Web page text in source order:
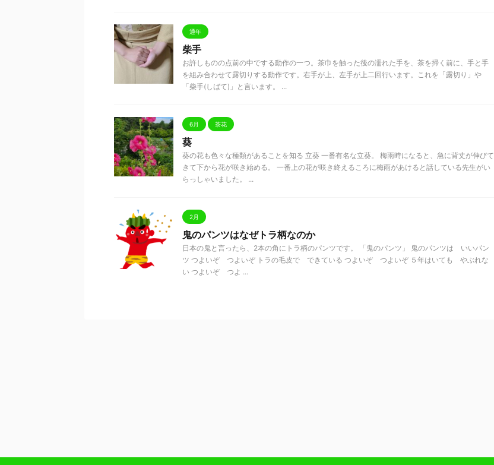
通年
柴手
お許しものの点前の中でする動作の一つ。茶巾を触った後の濡れた手を、茶を掃く前に、手と手
を組み合わせて露切りする動作です。右手が上、左手が上二回行います。これを「露切り」や
「柴手(しばて)」と言います。 ...
6月 茶花
葵
葵の花も色々な種類があることを知る 立葵 一番有名な立葵。 梅雨時になると、急に背丈が伸びて
きて下から花が咲き始める。 一番上の花が咲き終えるころに梅雨があけると話している先生がい
らっしゃいました。 ...
2月
鬼のパンツはなぜトラ柄なのか
日本の鬼と言ったら、2本の角にトラ柄のパンツです。 「鬼のパンツ」 鬼のパンツは いいパン
ツ つよいぞ つよいぞ トラの毛皮で できている つよいぞ つよいぞ ５年はいても やぶれな
い つよいぞ つよ ...